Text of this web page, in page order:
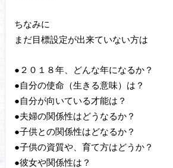
ちなみに
まだ目標設定が出来ていない方は
●２０１８年、どんな年になるか？
●自分の使命（生きる意味）は？
●自分が向いている才能は？
●夫婦の関係性はどうなるか？
●子供との関係性はどなるか？
●子供の資質や、育て方はどうか？
●彼女や関係性は？